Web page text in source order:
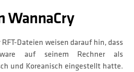
WannaCry
Dateien weisen darauf hin, dass
auf seinem Rechner als
und Koreanisch eingestellt hatte.